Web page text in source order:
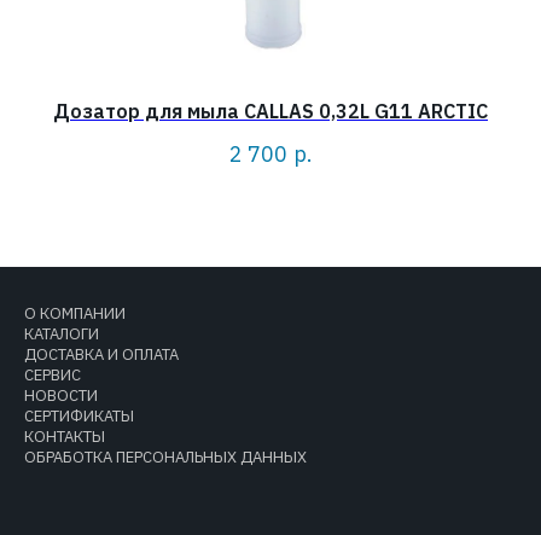
Дозатор для мыла CALLAS 0,32L G11 ARCTIC
2 700 р.
О КОМПАНИИ
КАТАЛОГИ
ДОСТАВКА И ОПЛАТА
СЕРВИС
НОВОСТИ
СЕРТИФИКАТЫ
КОНТАКТЫ
ОБРАБОТКА ПЕРСОНАЛЬНЫХ ДАННЫХ